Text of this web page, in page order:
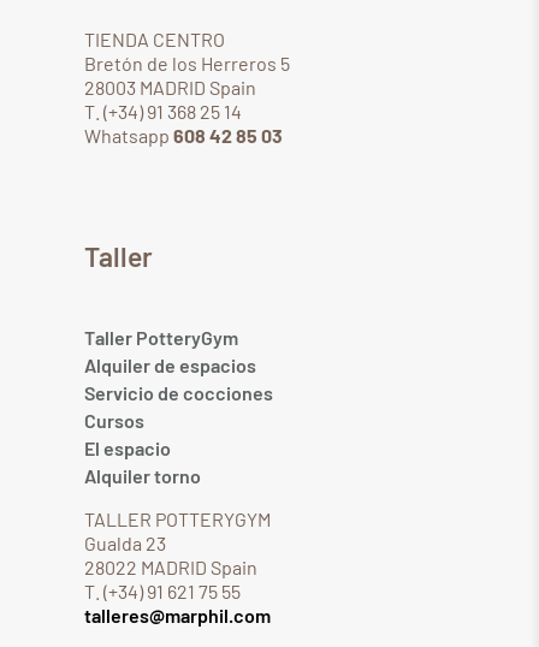
TIENDA CENTRO
Bretón de los Herreros 5
28003 MADRID Spain
T. (+34) 91 368 25 14
Whatsapp 608 42 85 03
Taller
Taller PotteryGym
Alquiler de espacios
Servicio de cocciones
Cursos
El espacio
Alquiler torno
TALLER POTTERYGYM
Gualda 23
28022 MADRID Spain
T. (+34) 91 621 75 55
talleres@marphil.com